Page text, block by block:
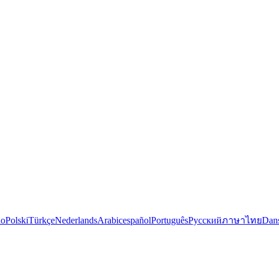
PolskiTürkçeNederlandsArabicespañolPortuguêsРусскийภาษาไทย